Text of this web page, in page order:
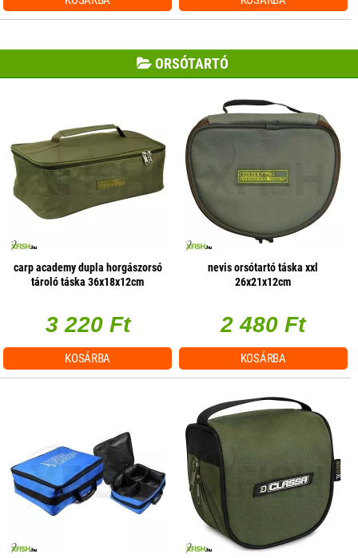
ORSÓTARTÓ
carp academy dupla horgászorsó
tároló táska 36x18x12cm
3 220 Ft
KOSÁRBA
nevis orsótartó táska xxl
26x21x12cm
2 480 Ft
KOSÁRBA